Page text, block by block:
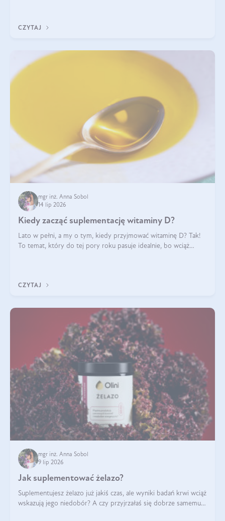
CZYTAJ
mgr inż. Anna Sobol
14 lip 2026
Kiedy zacząć suplementację witaminy D?
Lato w pełni, a my o tym, kiedy przyjmować witaminę D? Tak!
To temat, który do tej pory roku pasuje idealnie, bo wciąż
CZYTAJ
mgr inż. Anna Sobol
9 lip 2026
Jak suplementować żelazo?
Suplementujesz żelazo już jakiś czas, ale wyniki badań krwi wciąż
wskazują jego niedobór? A czy przyjrzałaś się dobrze samemu